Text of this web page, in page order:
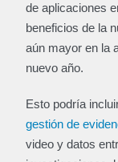
de aplicaciones
beneficios de la
aún mayor en la
nuevo año.
Esto podría
gestión de
video y datos